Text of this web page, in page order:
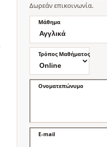
Δωρεάν επικοινωνία.
Μάθημα
Τρόπος Μαθήματος
Ονοματεπώνυμο
E-mail